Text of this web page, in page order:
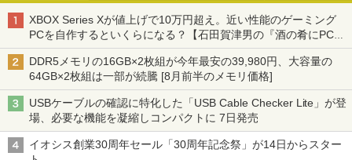
XBOX Series Xが値上げで10万円超え。近い性能のゲーミング
PCを自作するといくらになる？【石田賀津男の『酒の肴にPCゲ
ーム』】
DDR5メモリの16GB×2枚組が今年最安の39,980円、大容量の
64GB×2枚組は一部が続騰 [8月前半のメモリ価格]
USBケーブルの確認に特化した「USB Cable Checker Lite」が登
場、必要な機能を凝縮しコンパクトに 7日発売
イオシス創業30周年セール「30周年記念祭」が14日からスター